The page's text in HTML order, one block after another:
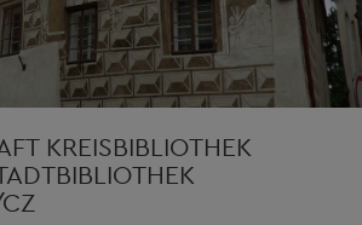
KREISBIBLIOTHEK